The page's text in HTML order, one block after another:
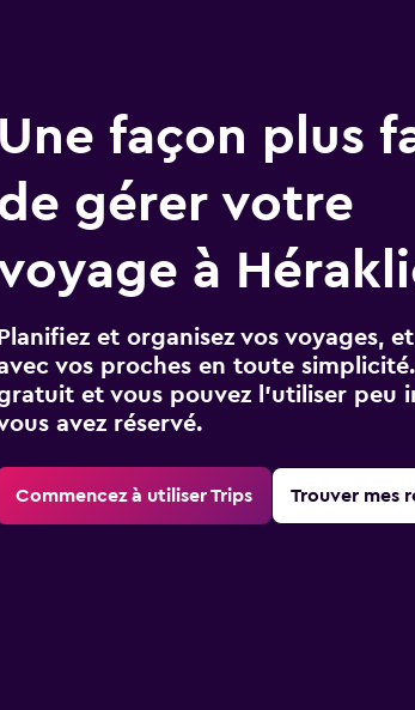
Une façon plus
gérer votre
à
et organisez vos voyages,
vos proches en toute
et vous pouvez l’utiliser peu
avez réservé.
Commencez à utiliser Trips Trouver mes